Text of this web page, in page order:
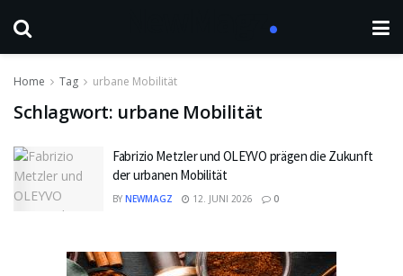
Home Tag urbane Mobilität
Schlagwort: urbane Mobilität
Fabrizio Metzler und OLEYVO prägen die Zukunft
der urbanen Mobilität
BY NEWMAGZ 12. JUNI 2026 0